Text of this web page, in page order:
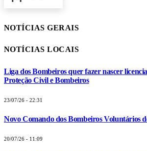
NOTÍCIAS GERAIS
NOTÍCIAS LOCAIS
Liga dos Bombeiros quer fazer nascer
Proteção Civil e Bombeiros
23/07/26 - 22:31
Novo Comando dos Bombeiros Voluntários
20/07/26 - 11:09